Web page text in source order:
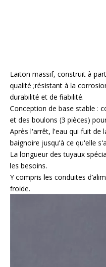
Laiton massif, construit à
qualité ;résistant à la
durabilité et de fiabilité.
Conception de base stable :
et des boulons (3 pièces)
Après l'arrêt, l'eau qui fuit de
baignoire jusqu'à ce qu'elle
La longueur des tuyaux
les besoins.
Y compris les conduites
froide.